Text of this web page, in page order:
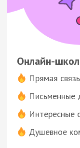
Онлайн-
Прямая
Письменные
Интересные
Душевное